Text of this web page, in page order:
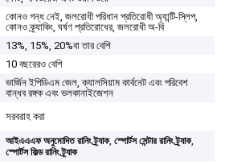
কোনও গন্ধ নেই, জলরোধী পরিধান প্রতিরোধী অ্যান্টি-স্লিপ,
কোনও ক্র্যাকিং, ঘর্ষণ প্রতিরোধের, জলরোধী অ-বি
13%, 15%, 20%বা তার বেশি
10 বছরেরও বেশি
ভার্জিন ইপিডিএম জেল, ক্যালসিয়াম কার্বনেট এবং পরিবেশ
বান্ধব রঙ্গক এবং ভলকানাইজেশন
সরবরাহ করা
আইএএএফ অনুমোদিত রানিং ট্র্যাক,স্পোর্টস সেন্টার রানিং ট্র্যাক,
স্পোর্টস ফিল্ড রানিং ট্র্যাক